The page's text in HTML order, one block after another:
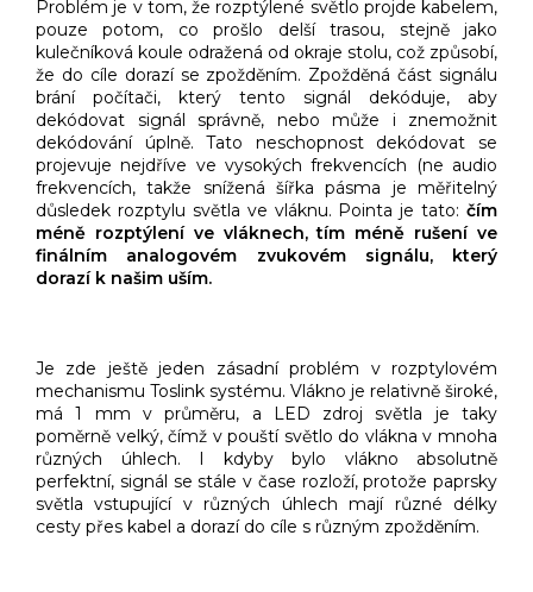
Problém je v tom, že rozptýlené světlo projde kabelem,
pouze potom, co prošlo delší trasou, stejně jako
kulečníková koule odražená od okraje stolu, což způsobí,
že do cíle dorazí se zpožděním. Zpožděná část signálu
brání počítači, který tento signál dekóduje, aby
dekódovat signál správně, nebo může i znemožnit
dekódování úplně. Tato neschopnost dekódovat se
projevuje nejdříve ve vysokých frekvencích (ne audio
frekvencích, takže snížená šířka pásma je měřitelný
důsledek rozptylu světla ve vláknu. Pointa je tato: čím
méně rozptýlení ve vláknech, tím méně rušení ve
finálním analogovém zvukovém signálu, který
dorazí k našim uším.
Je zde ještě jeden zásadní problém v rozptylovém
mechanismu Toslink systému. Vlákno je relativně široké,
má 1 mm v průměru, a LED zdroj světla je taky
poměrně velký, čímž v pouští světlo do vlákna v mnoha
různých úhlech. I kdyby bylo vlákno absolutně
perfektní, signál se stále v čase rozloží, protože paprsky
světla vstupující v různých úhlech mají různé délky
cesty přes kabel a dorazí do cíle s různým zpožděním.